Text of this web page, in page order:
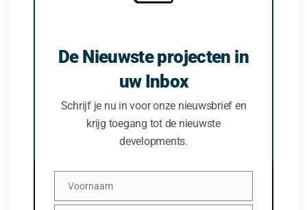
De Nieuwste projecten in
uw Inbox
Schrijf je nu in voor onze nieuwsbrief en
krijg toegang tot de nieuwste
developments.
Voornaam
Voornaam